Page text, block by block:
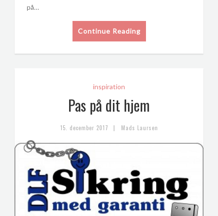
på…
Continue Reading
inspiration
Pas på dit hjem
15. december 2017 | Mads Laursen